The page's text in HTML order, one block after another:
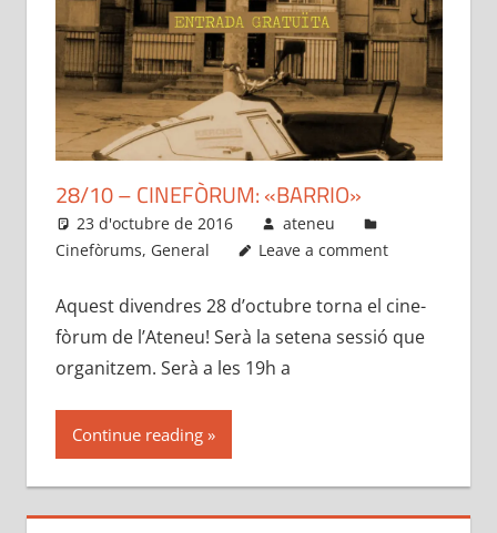
28/10 – CINEFÒRUM: «BARRIO»
23 d'octubre de 2016
ateneu
Cinefòrums, General Leave a comment
Aquest divendres 28 d’octubre torna el cine-
fòrum de l’Ateneu! Serà la setena sessió que
organitzem. Serà a les 19h a
Continue reading